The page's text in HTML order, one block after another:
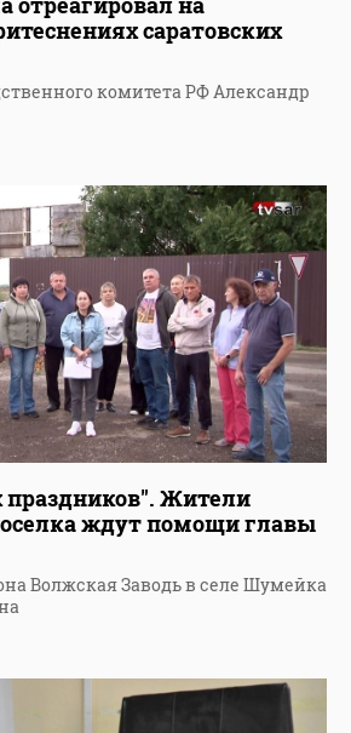
саратовских
комитета РФ Александр
Жители
ждут помощи главы
Волжская Заводь в селе Шумейка